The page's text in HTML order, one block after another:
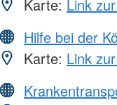
Karte: Link
Hilfe bei der
Karte: Link